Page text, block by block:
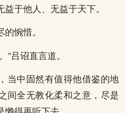
于他人、无益于天下。
惋惜。
”吕诏直言道。
当中固然有值得他借鉴的地
间全无教化柔和之意，尽是